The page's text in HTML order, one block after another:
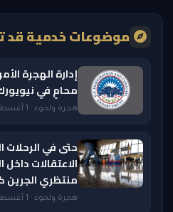
موضوعات خدمية قد
إدارة الهجرة
محامٍ في نيويورك 470584
هجرة ولجوء · 1 أغسطس 2026 — 7:10 PM
الاعتقالات
منتظري الجرين
هجرة ولجوء · 1 أغسطس 2026 — 12:51 PM